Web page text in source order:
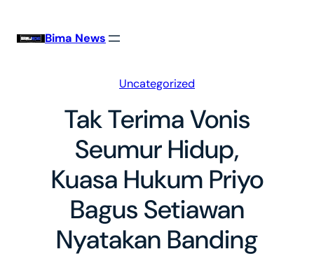
Bima News
Uncategorized
Tak Terima Vonis
Seumur Hidup,
Kuasa Hukum Priyo
Bagus Setiawan
Nyatakan Banding